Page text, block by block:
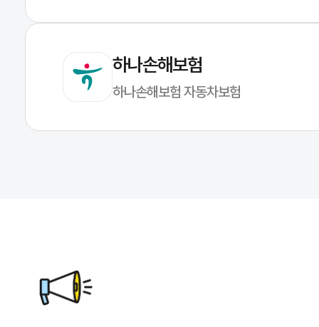
하나손해보험
하나손해보험 자동차보험